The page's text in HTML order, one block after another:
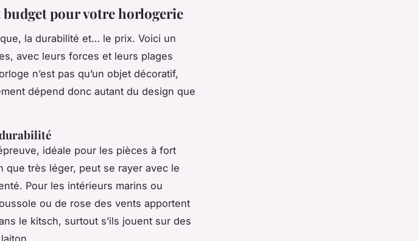
pour votre horlogerie
la durabilité et… le prix. Voici un
avec leurs forces et leurs plages
n’est pas qu’un objet décoratif,
dépend donc autant du design que
idéale pour les pièces à fort
que très léger, peut se rayer avec le
Pour les intérieurs marins ou
ou de rose des vents apportent
le kitsch, surtout s’ils jouent sur des